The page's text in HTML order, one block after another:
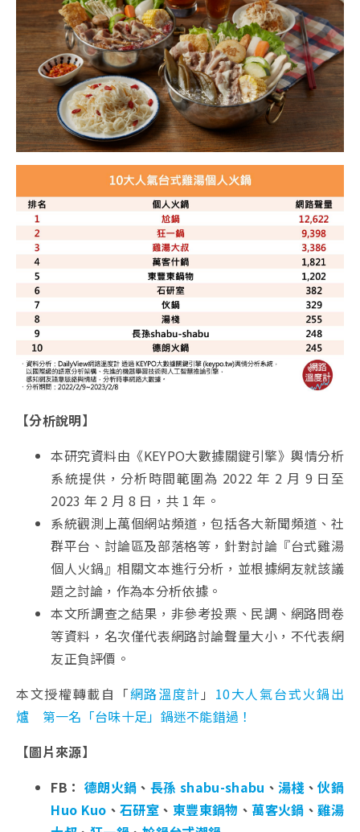
【分析說明】
本研究資料由《KEYPO大數據關鍵引擎》輿情分析
系統提供，分析時間範圍為 2022 年 2 月 9 日至
2023 年 2 月 8 日，共 1 年。
系統觀測上萬個網站頻道，包括各大新聞頻道、社
群平台、討論區及部落格等，針對討論『台式雞湯
個人火鍋』相關文本進行分析，並根據網友就該議
題之討論，作為本分析依據。
本文所調查之結果，非參考投票、民調、網路問卷
等資料，名次僅代表網路討論聲量大小，不代表網
友正負評價。
本文授權轉載自「網路溫度計 」 10大人氣台式火鍋出
爐 第一名「台味十足」鍋迷不能錯過！
【圖片來源】
FB ： 德朗火鍋 、 長孫 shabu-shabu 、湯棧、伙鍋
Huo Kuo 、石研室 、 東豐東鍋物 、萬客火鍋 、雞湯